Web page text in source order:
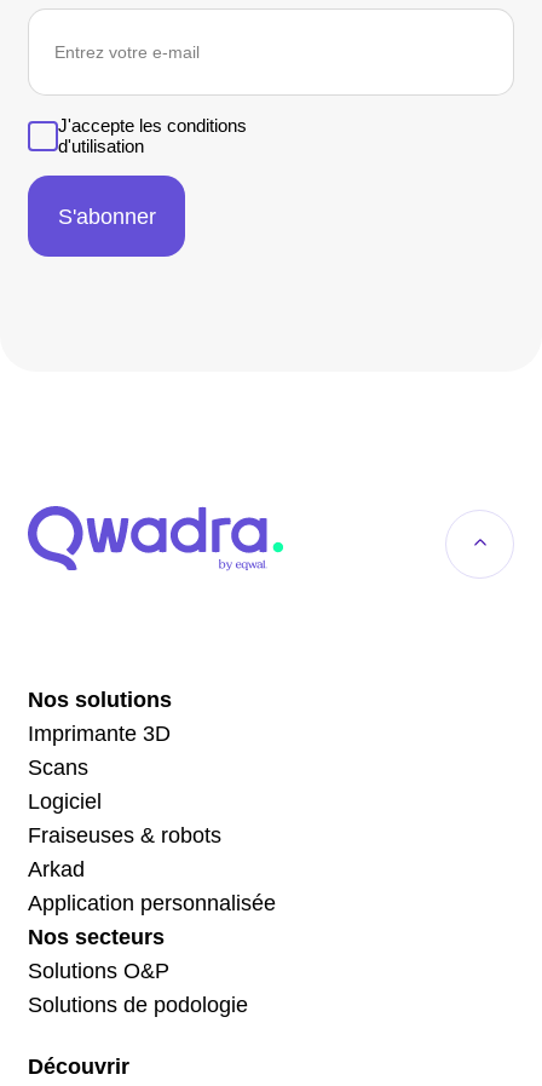
J'accepte les conditions
d'utilisation
S'abonner
Nos solutions
Imprimante 3D
Scans
Logiciel
Fraiseuses & robots
Arkad
Application personnalisée
Nos secteurs
Solutions O&P
Solutions de podologie
Découvrir